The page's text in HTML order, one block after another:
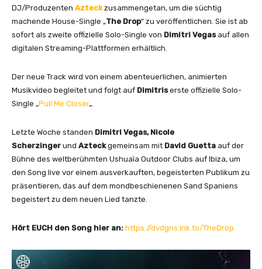
DJ/Produzenten Azteckzusammengetan, um die süchtig
machende House-Single „The Drop“ zu veröffentlichen. Sie ist ab
sofort als zweite offizielle Solo-Single von Dimitri Vegasauf allen
digitalen Streaming-Plattformen erhältlich.
Der neue Track wird von einem abenteuerlichen, animierten
Musikvideo begleitet und folgt auf Dimitriserste offizielle Solo-
Single „Pull Me Closer„.
Letzte Woche standen Dimitri Vegas, Nicole
Scherzinger und Azteckgemeinsam mit David Guetta auf der
Bühne des weltberühmten Ushuaïa Outdoor Clubs auf Ibiza, um
den Song live vor einem ausverkauften, begeisterten Publikum zu
präsentieren, das auf dem mondbeschienenen Sand Spaniens
begeistert zu dem neuen Lied tanzte.
Hört EUCH den Song hier an: https://dvdgns.lnk.to/TheDrop